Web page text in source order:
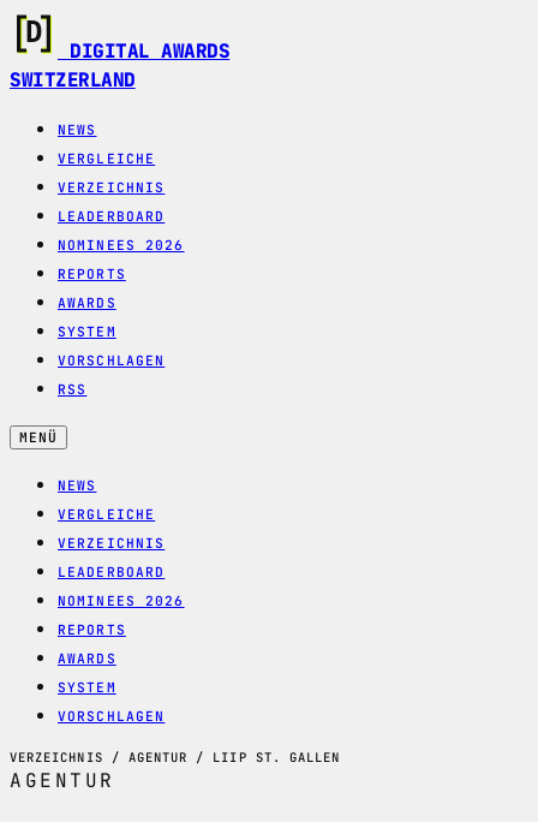
DIGITAL AWARDS
SWITZERLAND
NEWS
VERGLEICHE
VERZEICHNIS
LEADERBOARD
NOMINEES 2026
REPORTS
AWARDS
SYSTEM
VORSCHLAGEN
RSS
MENÜ
NEWS
VERGLEICHE
VERZEICHNIS
LEADERBOARD
NOMINEES 2026
REPORTS
AWARDS
SYSTEM
VORSCHLAGEN
VERZEICHNIS / AGENTUR / LIIP ST. GALLEN
AGENTUR